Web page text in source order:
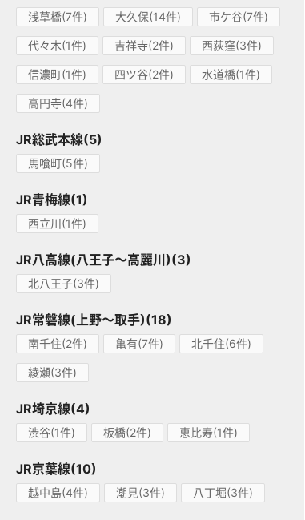
浅草橋(7件) 大久保(14件) 市ケ谷(7件)
代々木(1件) 吉祥寺(2件) 西荻窪(3件)
信濃町(1件) 四ツ谷(2件) 水道橋(1件)
高円寺(4件)
JR総武本線(5)
馬喰町(5件)
JR青梅線(1)
西立川(1件)
JR八高線(八王子～高麗川)(3)
北八王子(3件)
JR常磐線(上野～取手)(18)
南千住(2件) 亀有(7件) 北千住(6件)
綾瀬(3件)
JR埼京線(4)
渋谷(1件) 板橋(2件) 恵比寿(1件)
JR京葉線(10)
越中島(4件) 潮見(3件) 八丁堀(3件)